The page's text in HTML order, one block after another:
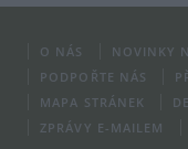
O NÁS NOVINKY
PODPOŘTE NÁS
MAPA STRÁNEK
ZPRÁVY E-MAILEM